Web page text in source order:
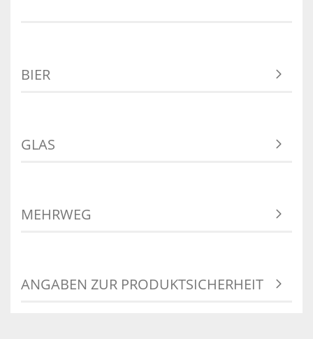
BIER
GLAS
MEHRWEG
ANGABEN ZUR PRODUKTSICHERHEIT